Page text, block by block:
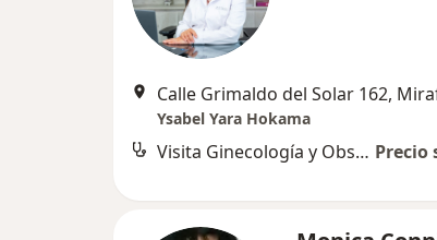
Calle Grimaldo del Solar 162,
Ysabel Yara Hokama
Visita Ginecología y Obstetricia Precio